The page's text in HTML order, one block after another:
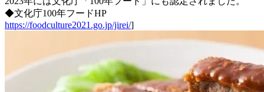
◆文化庁100年フードHP
https://foodculture2021.go.jp/jirei/]